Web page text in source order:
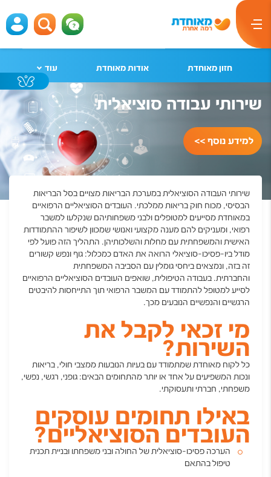
חזון מאוחדת אודות מאוחדת עוד
שירותי עבודה סוציאלית
למידע נוסף >>
שירותי העבודה הסוציאלית במערכת הבריאות מצויים בסל הבריאות
הבסיסי, מכוח חוק בריאות ממלכתי. העובדים הסוציאליים הרפואיים
במאוחדת מסייעים למטופלים ולבני משפחותיהם שנקלעו למשבר
רפואי, ומעניקים להם מענה מקצועי ואנושי שמכוון לשיפור ההתמודדות
האישית והמשפחתית עם מחלות והשלכותיהן. התהליך הזה פועל לפי
מודל ביו-פסיכו-סוציאלי הרואה את האדם כמכלול: גוף ונפש קשורים
זה בזה, ונמצאים ביחסי גומלין עם הסביבה המשפחתית
והחברתית. בעבודה הטיפולית, שואפים העובדים הסוציאליים הרפואיים
לסייע למטופל להתמודד עם המשבר הרפואי תוך התייחסות להיבטים
הרגשיים והנפשיים הנובעים מכך.
מי זכאי לקבל את
השירות?
כל לקוח מאוחדת שמתמודד עם בעיות הנובעות ממצבי חולי, בריאות
ונכות המשפיעים על אחד או יותר מהתחומים הבאים: גופני, רגשי, נפשי,
משפחתי, חברתי ותעסוקתי.
באילו תחומים עוסקים
העובדים הסוציאליים?
הערכה פסיכו-סוציאלית של החולה ובני משפחתו ובניית תכנית
טיפול בהתאם